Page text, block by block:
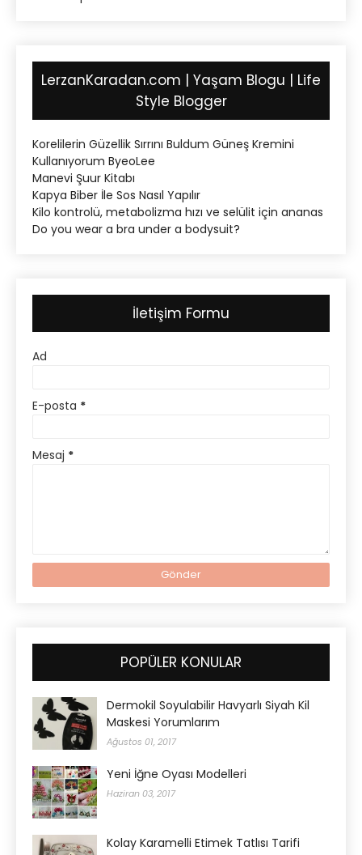
LerzanKaradan.com | Yaşam Blogu | Life
Style Blogger
Korelilerin Güzellik Sırrını Buldum Güneş Kremini
Kullanıyorum ByeoLee
Manevi Şuur Kitabı
Kapya Biber İle Sos Nasıl Yapılır
Kilo kontrolü, metabolizma hızı ve selülit için ananas
Do you wear a bra under a bodysuit?
İletişim Formu
Ad
E-posta *
Mesaj *
POPÜLER KONULAR
Dermokil Soyulabilir Havyarlı Siyah Kil
Maskesi Yorumlarım
Ağustos 01, 2017
Yeni İğne Oyası Modelleri
Haziran 03, 2017
Kolay Karamelli Etimek Tatlısı Tarifi